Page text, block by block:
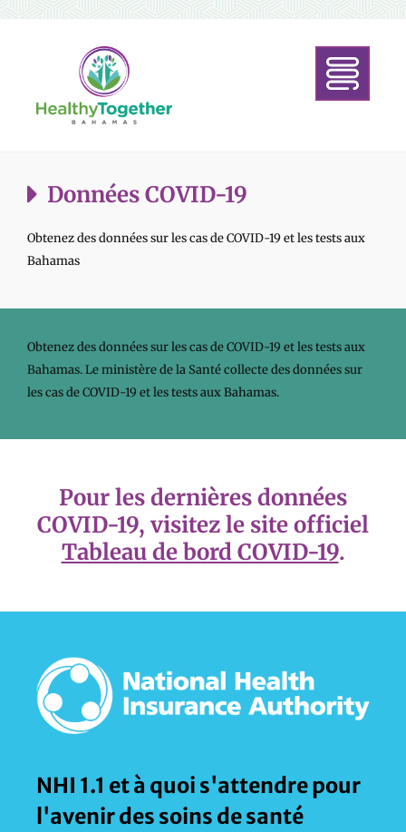
Données COVID-19
Obtenez des données sur les cas de COVID-19 et les tests aux
Bahamas
Obtenez des données sur les cas de COVID-19 et les tests aux
Bahamas. Le ministère de la Santé collecte des données sur
les cas de COVID-19 et les tests aux Bahamas.
Pour les dernières données
COVID-19, visitez le site officiel
Tableau de bord COVID-19.
NHI 1.1 et à quoi s'attendre pour
l'avenir des soins de santé